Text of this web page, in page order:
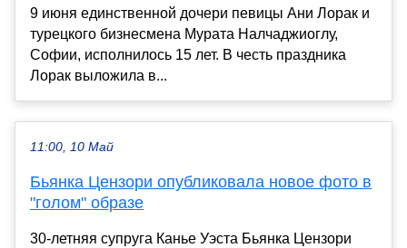
9 июня единственной дочери певицы Ани Лорак и
турецкого бизнесмена Мурата Налчаджиоглу,
Софии, исполнилось 15 лет. В честь праздника
Лорак выложила в...
11:00, 10 Май
Бьянка Цензори опубликовала новое фото в
"голом" образе
30-летняя супруга Канье Уэста Бьянка Цензори